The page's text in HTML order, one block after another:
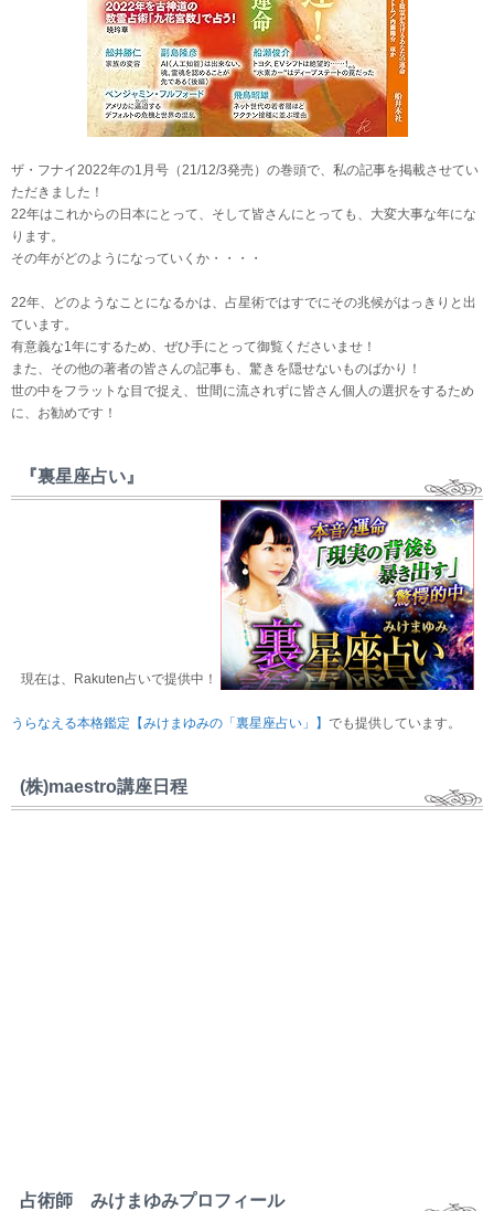
ザ・フナイ2022年の1月号（21/12/3発売）の巻頭で、私の記事を掲載させてい
ただきました！
22年はこれからの日本にとって、そして皆さんにとっても、大変大事な年にな
ります。
その年がどのようになっていくか・・・・
22年、どのようなことになるかは、占星術ではすでにその兆候がはっきりと出
ています。
有意義な1年にするため、ぜひ手にとって御覧くださいませ！
また、その他の著者の皆さんの記事も、驚きを隠せないものばかり！
世の中をフラットな目で捉え、世間に流されずに皆さん個人の選択をするため
に、お勧めです！
『裏星座占い』
現在は、Rakuten占いで提供中！
うらなえる本格鑑定【みけまゆみの「裏星座占い」】 でも提供しています。
(株)maestro講座日程
占術師 みけまゆみプロフィール